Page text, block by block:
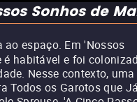
Sonhos de
espaço. Em 'Nossos
é habitável e foi
Nesse contexto, uma
Todos os Garotos que Já